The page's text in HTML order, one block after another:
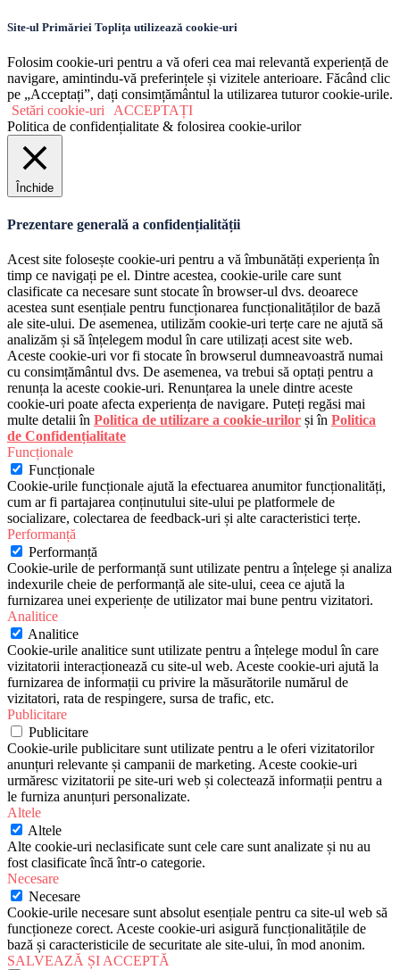
Site-ul Primăriei Toplița utilizează cookie-uri
Folosim cookie-uri pentru a vă oferi cea mai relevantă experiență de
navigare, amintindu-vă preferințele și vizitele anterioare. Făcând clic
pe „Acceptați”, dați consimțământul la utilizarea tuturor cookie-urile.
Setări cookie-uri ACCEPTAȚI
Politica de confidențialitate & folosirea cookie-urilor
Închide
Prezentare generală a confidențialității
Acest site folosește cookie-uri pentru a vă îmbunătăți experiența în
timp ce navigați pe el. Dintre acestea, cookie-urile care sunt
clasificate ca necesare sunt stocate în browser-ul dvs. deoarece
acestea sunt esențiale pentru funcționarea funcționalităților de bază
ale site-ului. De asemenea, utilizăm cookie-uri terțe care ne ajută să
analizăm și să înțelegem modul în care utilizați acest site web.
Aceste cookie-uri vor fi stocate în browserul dumneavoastră numai
cu consimțământul dvs. De asemenea, va trebui să optați pentru a
renunța la aceste cookie-uri. Renunțarea la unele dintre aceste
cookie-uri poate afecta experiența de navigare. Puteți regăsi mai
multe detalii în Politica de utilizare a cookie-urilor și în Politica
de Confidențialitate
Funcționale
Funcționale
Cookie-urile funcționale ajută la efectuarea anumitor funcționalități,
cum ar fi partajarea conținutului site-ului pe platformele de
socializare, colectarea de feedback-uri și alte caracteristici terțe.
Performanță
Performanță
Cookie-urile de performanță sunt utilizate pentru a înțelege și analiza
indexurile cheie de performanță ale site-ului, ceea ce ajută la
furnizarea unei experiențe de utilizator mai bune pentru vizitatori.
Analitice
Analitice
Cookie-urile analitice sunt utilizate pentru a înțelege modul în care
vizitatorii interacționează cu site-ul web. Aceste cookie-uri ajută la
furnizarea de informații cu privire la măsurătorile numărul de
vizitatori, rata de respingere, sursa de trafic, etc.
Publicitare
Publicitare
Cookie-urile publicitare sunt utilizate pentru a le oferi vizitatorilor
anunțuri relevante și campanii de marketing. Aceste cookie-uri
urmăresc vizitatorii pe site-uri web și colectează informații pentru a
le furniza anunțuri personalizate.
Altele
Altele
Alte cookie-uri neclasificate sunt cele care sunt analizate și nu au
fost clasificate încă într-o categorie.
Necesare
Necesare
Cookie-urile necesare sunt absolut esențiale pentru ca site-ul web să
funcționeze corect. Aceste cookie-uri asigură funcționalitățile de
bază și caracteristicile de securitate ale site-ului, în mod anonim.
SALVEAZĂ ȘI ACCEPTĂ